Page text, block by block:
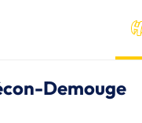
Demouge